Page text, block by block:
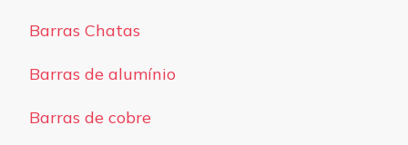
Barras Chatas
Barras de alumínio
Barras de cobre